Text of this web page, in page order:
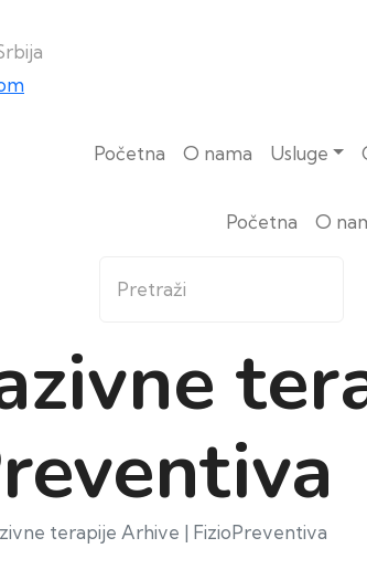
Početna O nama Usluge
Početna O
terapije Arhive | FizioPreventiva